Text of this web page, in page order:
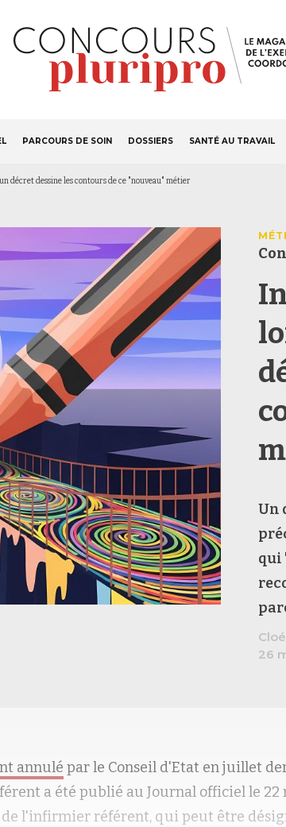
S'ABONNER
principale
PARCOURS DE SOIN DOSSIERS SANTÉ AU TRAVAIL
décret dessine les contours de ce "nouveau" métier
Un
qui
26
annulé par le Conseil d'Etat en juillet
a été publié au Journal officiel le 22
de l'infirmier référent, qui peut être